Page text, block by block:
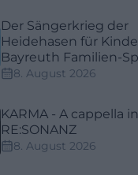
Der Sängerkrieg der
Heidehasen für
Bayreuth Familien-
8. August 2026
KARMA - A cappella in
RE:SONANZ
8. August 2026